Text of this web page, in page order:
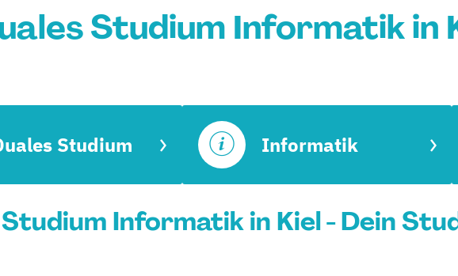
Studium Informatik in
Studium Informatik
Informatik in Kiel - Dein